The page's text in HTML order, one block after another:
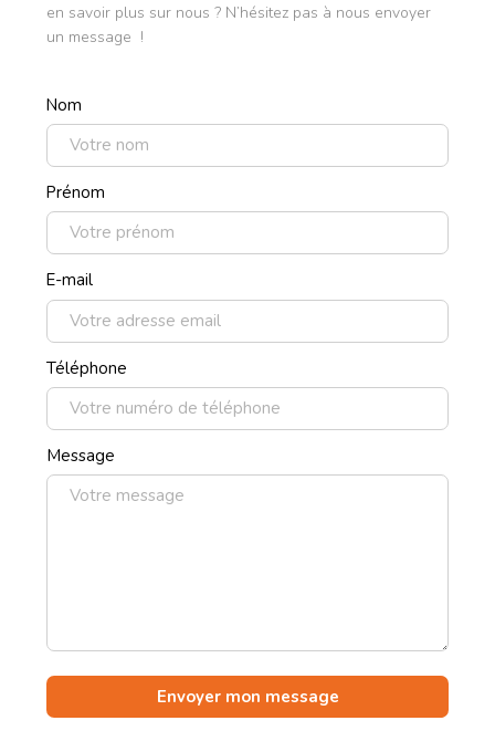
en savoir plus sur nous ? N’hésitez pas à nous envoyer
un message !
Nom
Prénom
E-mail
Téléphone
Message